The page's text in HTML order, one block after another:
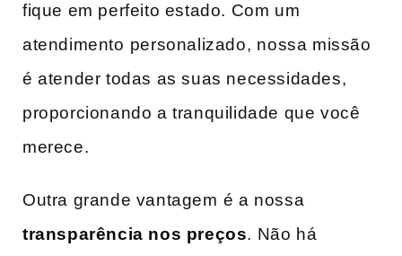
fique em perfeito estado. Com um
atendimento ⁤personalizado,⁣ nossa missão
é atender todas as suas​ necessidades,
proporcionando a tranquilidade que você ​
merece.
Outra‌ grande vantagem ⁣é a nossa
transparência nos preços. Não há